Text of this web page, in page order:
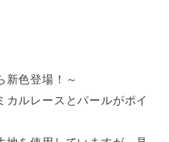
新色登場！～
カルレースとパールがポイ